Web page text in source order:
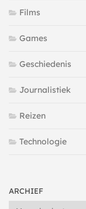
Films
Games
Geschiedenis
Journalistiek
Reizen
Technologie
ARCHIEF
Archief